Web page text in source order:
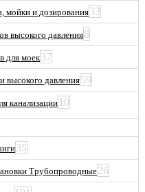
мойки и дозирования33
высокого давления8
для моек37
высокого давления59
канализации 10
35
Трубопроводные26